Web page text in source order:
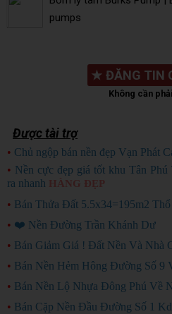
pumps
★ ĐĂNG TIN
Không cần
Được tài trợ
• Chủ ngộp bán nền đẹp Vạn Phát
• Nền cực đẹp giá tốt khu Tân
ra nhanh HÀNG ĐẸP
• Bán Thửa Đất 5.5x34=195m2
• ❤️ Nền Đường Trần Khánh Dư
• Bán Giảm Giá ! Đất Nền Và Nhà
• Bán Nền Hẻm Hông Đường Số 9
• Bán Nền Lộ Nhựa Đông Phú Về
• Bán Cặp Nền Đầu Đường Số 1